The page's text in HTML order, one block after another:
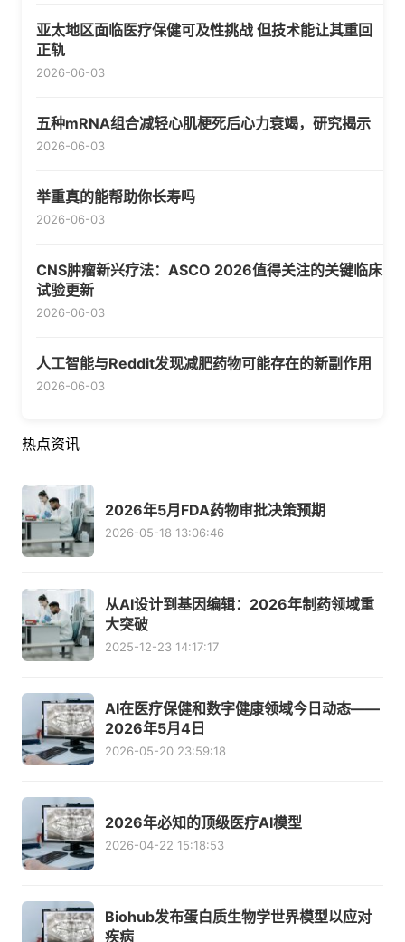
亚太地区面临医疗保健可及性挑战 但技术能让其重回
正轨
2026-06-03
五种mRNA组合减轻心肌梗死后心力衰竭，研究揭示
2026-06-03
举重真的能帮助你长寿吗
2026-06-03
CNS肿瘤新兴疗法：ASCO 2026值得关注的关键临床
试验更新
2026-06-03
人工智能与Reddit发现减肥药物可能存在的新副作用
2026-06-03
热点资讯
2026年5月FDA药物审批决策预期
2026-05-18 13:06:46
从AI设计到基因编辑：2026年制药领域重
大突破
2025-12-23 14:17:17
AI在医疗保健和数字健康领域今日动态——
2026年5月4日
2026-05-20 23:59:18
2026年必知的顶级医疗AI模型
2026-04-22 15:18:53
Biohub发布蛋白质生物学世界模型以应对
疾病